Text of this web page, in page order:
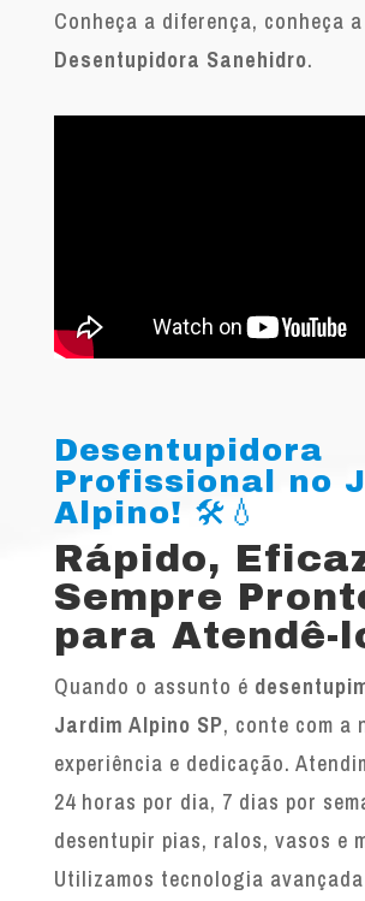
Conheça a diferença, conheça a
Desentupidora Sanehidro.
Desentupidora
Profissional no
Alpino! 🛠️💧
Rápido,
Sempre
para Atendê-
Quando o assunto é
Jardim Alpino SP, conte com a
experiência e dedicação.
24 horas por dia, 7 dias por
desentupir pias, ralos, vasos e
Utilizamos tecnologia